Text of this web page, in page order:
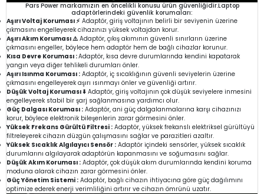
Pars Power markamızın en öncelikli konusu ürün güvenliğidir.Laptop
adaptörlerindeki güvenlik korumaları:
Aşırı Voltaj Koruması ⚡ Adaptör, giriş voltajının belirli bir seviyenin üzerine
çıkmasını engelleyerek cihazınızı yüksek voltajdan korur.
Aşırı Akım Koruması ⚠️Adaptör, çıkış akımının güvenli sınırların üzerine
çıkmasını engeller, böylece hem adaptör hem de bağlı cihazlar korunur.
Kısa Devre Koruması :Adaptör, kısa devre durumlarında kendini kapatarak
yangın veya diğer tehlikeli durumları önler.
Aşırı Isınma Koruması : Adaptör, iç sıcaklığının güvenli seviyelerin üzerine
çıkmasını engelleyerek aşırı ısınmayı önler ve güvenliği artırır.
Düşük Voltaj Koruması ⬇️ Adaptör, giriş voltajının çok düşük seviyelere inmesini
engelleyerek stabil bir şarj sağlanmasına yardımcı olur.
Güç Dalgası Koruması : Adaptör, ani güç dalgalanmalarına karşı cihazınızı
korur, böylece elektronik bileşenlerin zarar görmesini önler.
Yüksek Frekans Gürültü Filtresi : Adaptör, yüksek frekanslı elektriksel gürültüyü
filtreleyerek cihazın düzgün çalışmasını sağlar ve parazitleri azaltır.
Yüksek Sıcaklık Algılayıcı Sensör : Adaptör içindeki sensörler, yüksek sıcaklık
durumlarını algılayarak adaptörün kapanmasını ve soğumasını sağlar.
Düşük Akım Koruması : Adaptör, çok düşük akım durumlarında kendini koruma
moduna alarak cihazın zarar görmesini önler.
Güç Yönetim Sistemi : Adaptör, bağlı cihazın ihtiyacına göre güç dağılımını
optimize ederek enerji verimliliğini artırır ve cihazın ömrünü uzatır.